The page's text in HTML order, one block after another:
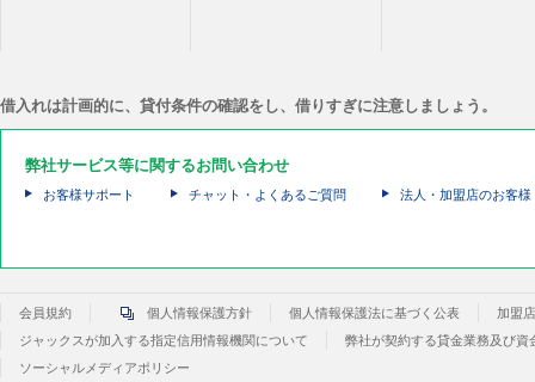
借入れは計画的に、貸付条件の確認をし、借りすぎに注意しましょう。
弊社サービス等に関するお問い合わせ
お客様サポート チャット・よくあるご質問 法人・加盟店のお客様
会員規約 個人情報保護方針 個人情報保護法に基づく公表
加盟
ジャックスが加入する指定信用情報機関について
弊社が契約する貸金業務及び
ソーシャルメディアポリシー